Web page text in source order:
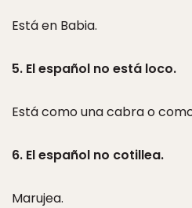
Está en Babia.
5. El español no está loco.
Está como una cabra o
6. El español no cotillea.
Marujea.